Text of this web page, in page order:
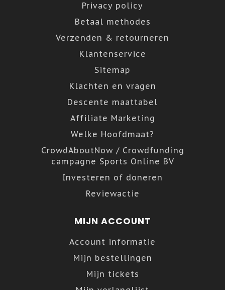
Privacy policy
Betaal methodes
Verzenden & retourneren
Klantenservice
Sitemap
Klachten en vragen
Descente maattabel
Affiliate Marketing
Welke Hoofdmaat?
CrowdAboutNow / Crowdfunding
campagne Sports Online BV
Investeren of doneren
Reviewactie
MIJN ACCOUNT
Account informatie
Mijn bestellingen
Mijn tickets